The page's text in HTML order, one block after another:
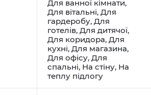
Для ванної кімнати,
Для вітальні, Для
гардеробу, Для
готелів, Для дитячої,
Для коридора, Для
кухні, Для магазина,
Для офісу, Для
спальні, На стіну, На
теплу підлогу